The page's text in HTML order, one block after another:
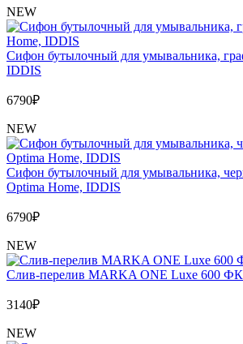
NEW
Сифон бутылочный для умывальника,
IDDIS
6790₽
NEW
Сифон бутылочный для умывальника,
Optima Home, IDDIS
6790₽
NEW
Слив-перелив MARKA ONE Luxe 600
3140₽
NEW